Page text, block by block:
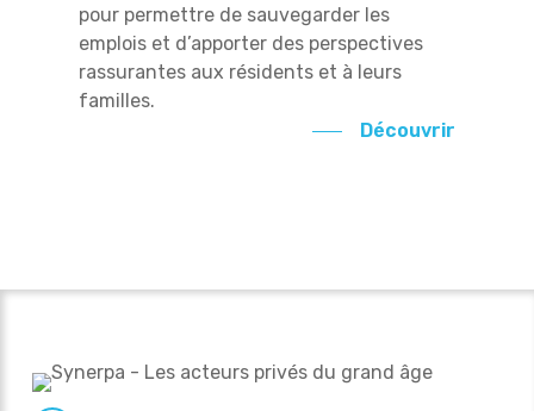
pour permettre de sauvegarder les
emplois et d’apporter des perspectives
rassurantes aux résidents et à leurs
familles.
Découvrir